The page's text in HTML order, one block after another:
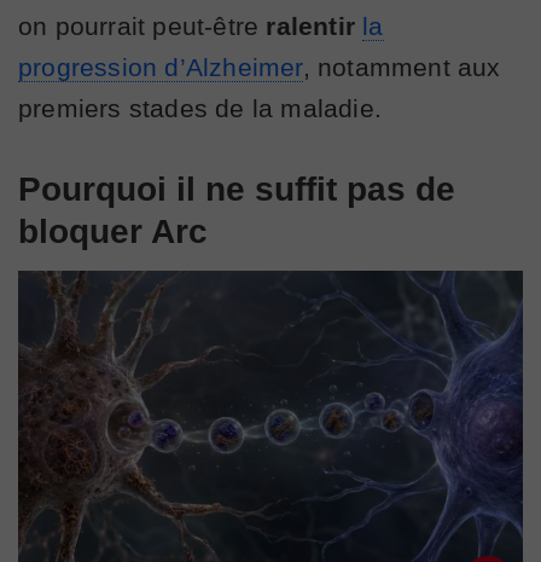
on pourrait peut-être ralentir la
progression d’Alzheimer, notamment aux
premiers stades de la maladie.
Pourquoi il ne suffit pas de
bloquer Arc